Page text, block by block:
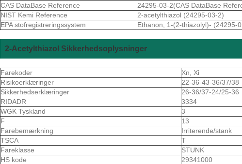
CAS DataBase Reference
24295-03-2(CAS DataBase
NIST Kemi Reference
2-acetylthiazol (24295-03-2)
EPA stofregistreringssystem
Ethanon, 1-(2-thiazolyl)- (24295-
2-Acetylthiazol Sikkerhedsoplysninger
Farekoder
Xn, Xi
Risikoerklæringer
22-36-43-36/37/38
Sikkerhedserklæringer
26-36/37-24/25-36
RIDADR
3334
WGK Tyskland
3
F
13
Farebemærkning
Irriterende/stank
TSCA
T
Fareklasse
STUNK
HS kode
29341000